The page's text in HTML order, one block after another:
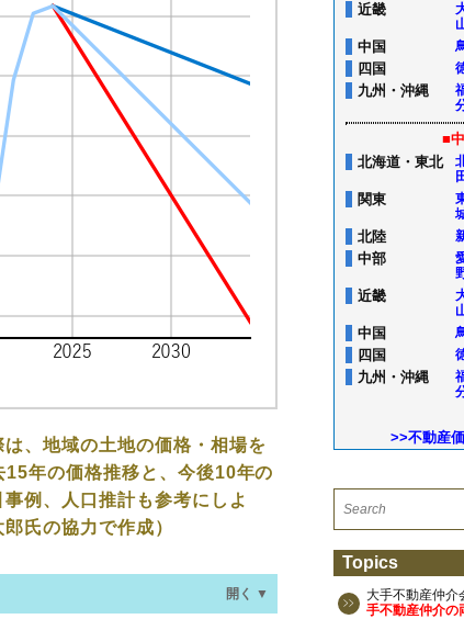
、地域の土地の価格・相場を
年の価格推移と、今後10年の
例、人口推計も参考にしよ
氏の協力で作成）
開く ▼
近畿
中国
四国
九州・沖縄
■
北海道・東北
関東
北陸
中部
近畿
中国
四国
九州・沖縄
>>不動産
Topics
大手不動産仲介
手不動産仲介の